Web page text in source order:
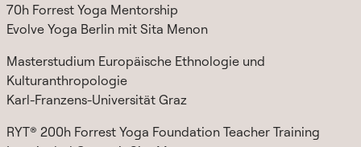
70h Forrest Yoga Mentorship
Evolve Yoga Berlin mit Sita Menon
Masterstudium Europäische Ethnologie und
Kulturanthropologie
Karl-Franzens-Universität Graz
RYT® 200h Forrest Yoga Foundation Teacher Training